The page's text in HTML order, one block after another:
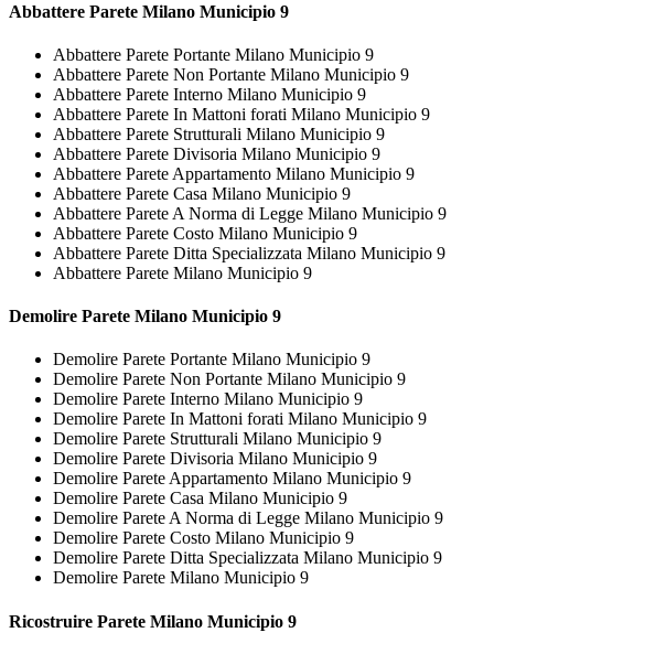
Abbattere Parete Milano Municipio 9
Abbattere Parete Portante Milano Municipio 9
Abbattere Parete Non Portante Milano Municipio 9
Abbattere Parete Interno Milano Municipio 9
Abbattere Parete In Mattoni forati Milano Municipio 9
Abbattere Parete Strutturali Milano Municipio 9
Abbattere Parete Divisoria Milano Municipio 9
Abbattere Parete Appartamento Milano Municipio 9
Abbattere Parete Casa Milano Municipio 9
Abbattere Parete A Norma di Legge Milano Municipio 9
Abbattere Parete Costo Milano Municipio 9
Abbattere Parete Ditta Specializzata Milano Municipio 9
Abbattere Parete Milano Municipio 9
Demolire Parete Milano Municipio 9
Demolire Parete Portante Milano Municipio 9
Demolire Parete Non Portante Milano Municipio 9
Demolire Parete Interno Milano Municipio 9
Demolire Parete In Mattoni forati Milano Municipio 9
Demolire Parete Strutturali Milano Municipio 9
Demolire Parete Divisoria Milano Municipio 9
Demolire Parete Appartamento Milano Municipio 9
Demolire Parete Casa Milano Municipio 9
Demolire Parete A Norma di Legge Milano Municipio 9
Demolire Parete Costo Milano Municipio 9
Demolire Parete Ditta Specializzata Milano Municipio 9
Demolire Parete Milano Municipio 9
Ricostruire Parete Milano Municipio 9